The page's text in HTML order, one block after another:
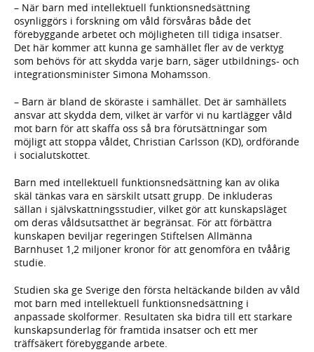
– När barn med intellektuell funktionsnedsättning
osynliggörs i forskning om våld försvåras både det
förebyggande arbetet och möjligheten till tidiga insatser.
Det här kommer att kunna ge samhället fler av de verktyg
som behövs för att skydda varje barn, säger utbildnings- och
integrationsminister Simona Mohamsson.
– Barn är bland de sköraste i samhället. Det är samhällets
ansvar att skydda dem, vilket är varför vi nu kartlägger våld
mot barn för att skaffa oss så bra förutsättningar som
möjligt att stoppa våldet, Christian Carlsson (KD), ordförande
i socialutskottet.
Barn med intellektuell funktionsnedsättning kan av olika
skäl tänkas vara en särskilt utsatt grupp. De inkluderas
sällan i självskattningsstudier, vilket gör att kunskapsläget
om deras våldsutsatthet är begränsat. För att förbättra
kunskapen beviljar regeringen Stiftelsen Allmänna
Barnhuset 1,2 miljoner kronor för att genomföra en tvåårig
studie.
Studien ska ge Sverige den första heltäckande bilden av våld
mot barn med intellektuell funktionsnedsättning i
anpassade skolformer. Resultaten ska bidra till ett starkare
kunskapsunderlag för framtida insatser och ett mer
träffsäkert förebyggande arbete.